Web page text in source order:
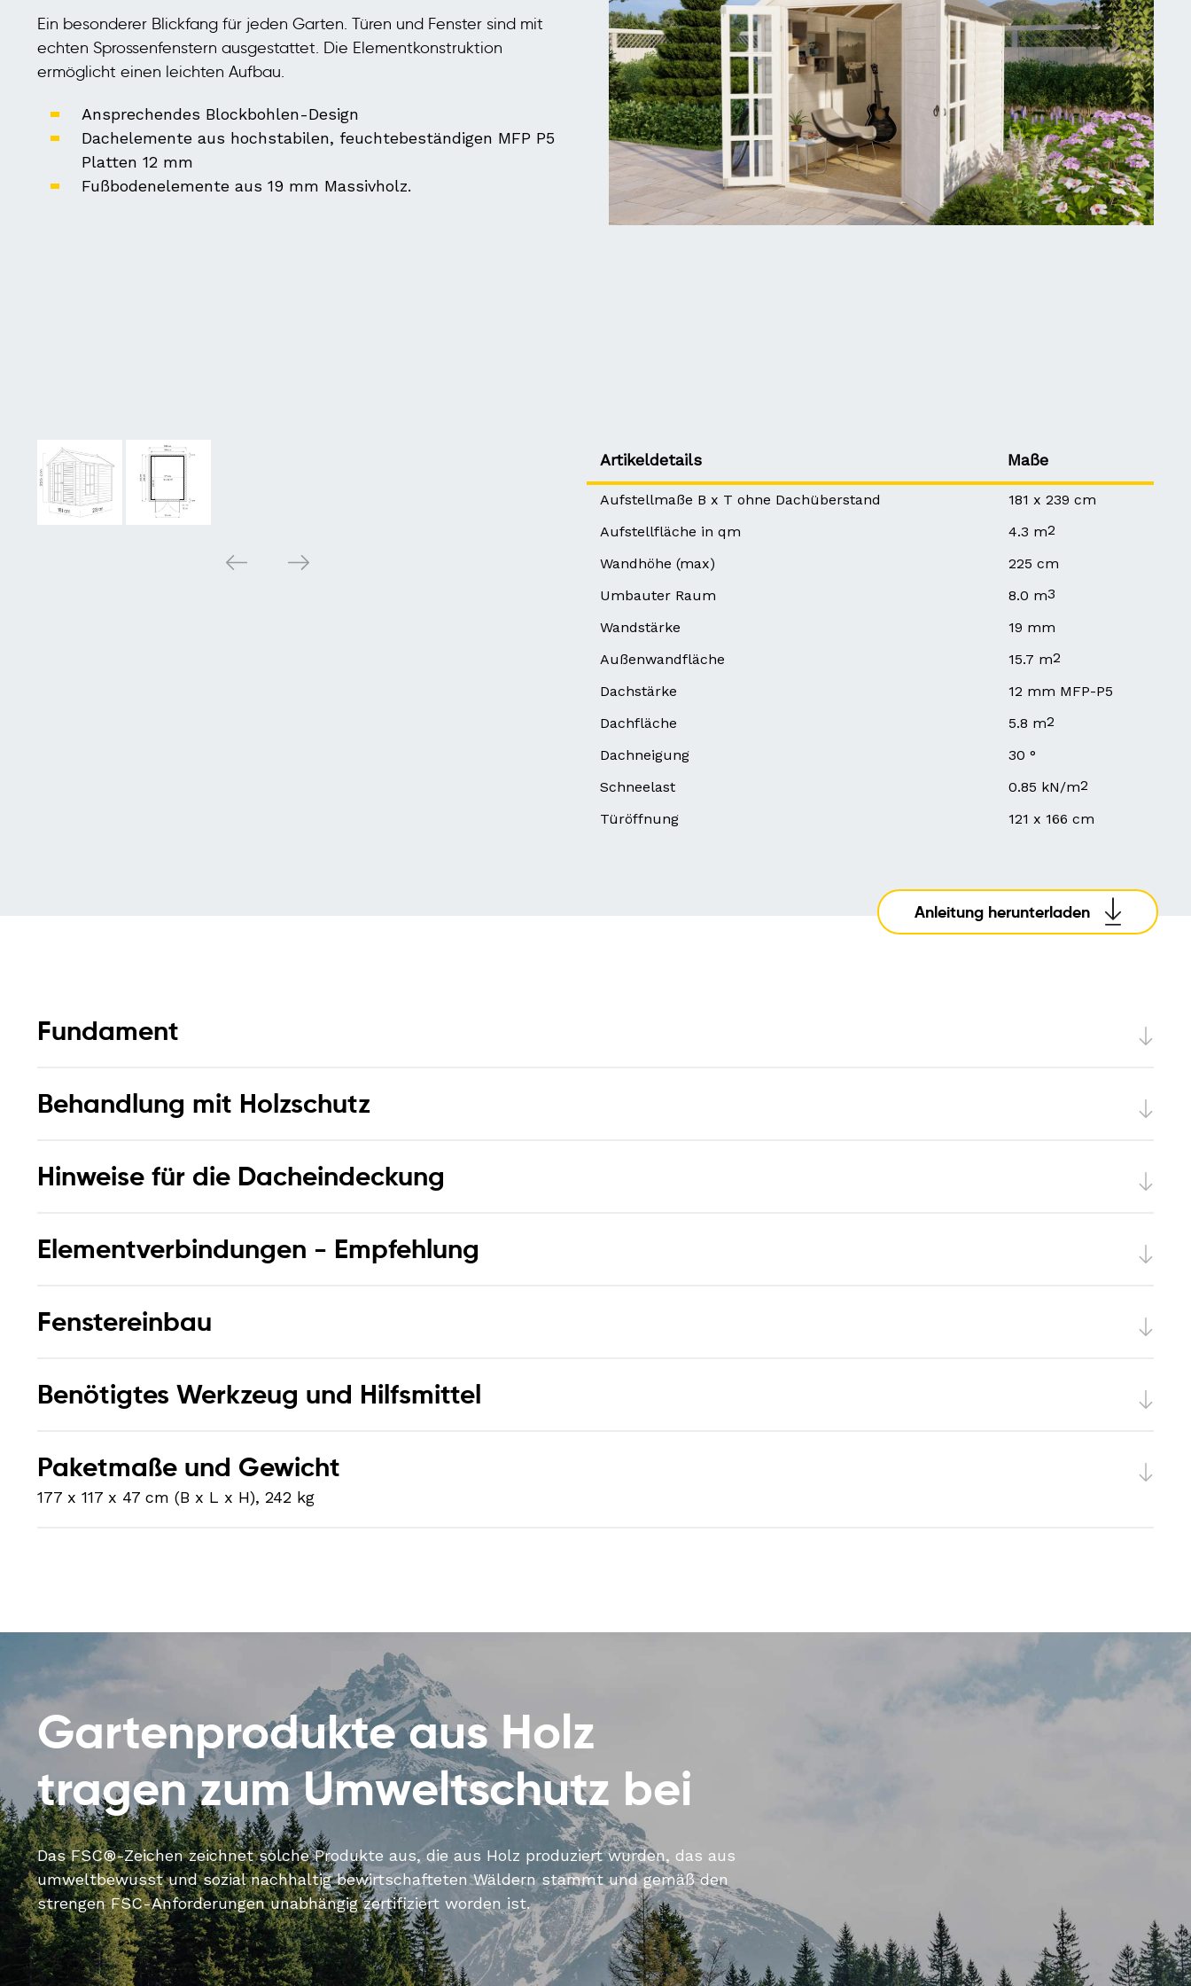
Ein besonderer Blickfang für jeden Garten. Türen und Fenster sind mit
echten Sprossenfenstern ausgestattet. Die Elementkonstruktion
ermöglicht einen leichten Aufbau.
Ansprechendes Blockbohlen-Design
Dachelemente aus hochstabilen, feuchtebeständigen MFP P5
Platten 12 mm
Fußbodenelemente aus 19 mm Massivholz.
Artikeldetails Maße
Aufstellmaße B x T ohne Dachüberstand
181 x 239 cm
Aufstellfläche in qm
4.3 m2
Wandhöhe (max)
225 cm
Umbauter Raum
8.0 m3
Wandstärke
19 mm
Außenwandfläche
15.7 m2
Dachstärke
12 mm MFP-P5
Dachfläche
5.8 m2
Dachneigung
30 °
Schneelast
0.85 kN/m2
Türöffnung
121 x 166 cm
Anleitung herunterladen
Fundament
Behandlung mit Holzschutz
Hinweise für die Dacheindeckung
Elementverbindungen - Empfehlung
Fenstereinbau
Benötigtes Werkzeug und Hilfsmittel
Paketmaße und Gewicht
177 x 117 x 47 cm (B x L x H), 242 kg
Gartenprodukte aus Holz
tragen zum Umweltschutz bei
Das FSC®-Zeichen zeichnet solche Produkte aus, die aus Holz produziert wurden, das aus
umweltbewusst und sozial nachhaltig bewirtschafteten Wäldern stammt und gemäß den
strengen FSC-Anforderungen unabhängig zertifiziert worden ist.